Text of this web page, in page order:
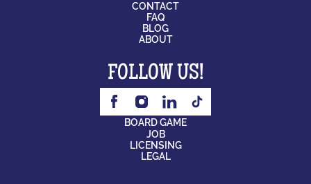
CONTACT
FAQ
BLOG
ABOUT
FOLLOW US!
BOARD GAME
JOB
LICENSING
LEGAL